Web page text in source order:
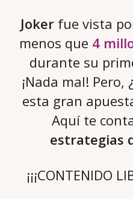
Joker fue vista
menos que 4
durante su
¡Nada mal!
esta gran
Aquí te
estrategias
¡¡¡CONTENIDO